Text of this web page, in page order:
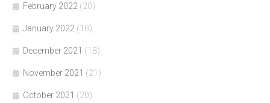
February 2022 (20)
January 2022 (18)
December 2021 (18)
November 2021 (21)
October 2021 (20)